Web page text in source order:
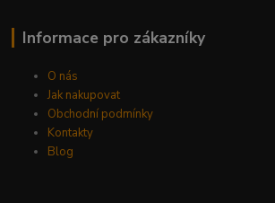
Informace pro zákazníky
O nás
Jak nakupovat
Obchodní podmínky
Kontakty
Blog